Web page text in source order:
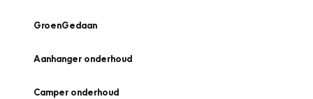
GroenGedaan
Aanhanger onderhoud
Camper onderhoud